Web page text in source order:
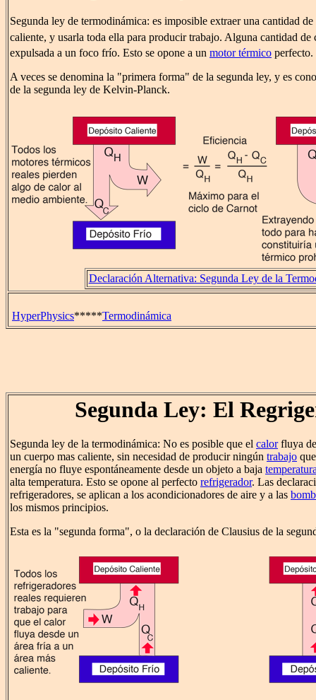
Segunda ley de termodinámica: es imposible extraer una cantidad
caliente, y usarla toda ella para producir trabajo. Alguna cantidad de
expulsada a un foco frío. Esto se opone a un motor térmico perfecto.
A veces se denomina la "primera forma" de la segunda ley, y es
de la segunda ley de Kelvin-Planck.
Declaración Alternativa: Segunda Ley de la
HyperPhysics*****Termodinámica
Segunda Ley: El
Segunda ley de la termodinámica: No es posible que el calorfluya
un cuerpo mas caliente, sin necesidad de producir ningún trabajo
energía no fluye espontáneamente desde un objeto a baja
alta temperatura. Esto se opone al perfecto refrigerador. Las
refrigeradores, se aplican a los acondicionadores de aire y a las
los mismos principios.
Esta es la "segunda forma", o la declaración de Clausius de la